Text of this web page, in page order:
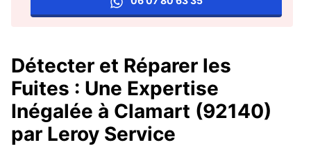
Détecter et Réparer les
Fuites : Une Expertise
Inégalée à Clamart (92140)
par Leroy Service